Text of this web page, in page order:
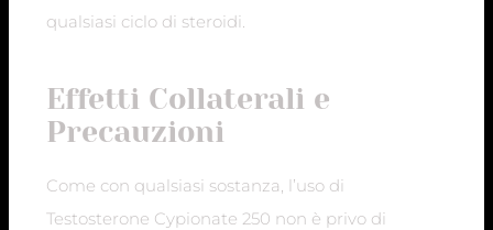
qualsiasi ciclo di steroidi.
Effetti Collaterali e
Precauzioni
Come con qualsiasi sostanza, l’uso di
Testosterone Cypionate 250 non è privo di